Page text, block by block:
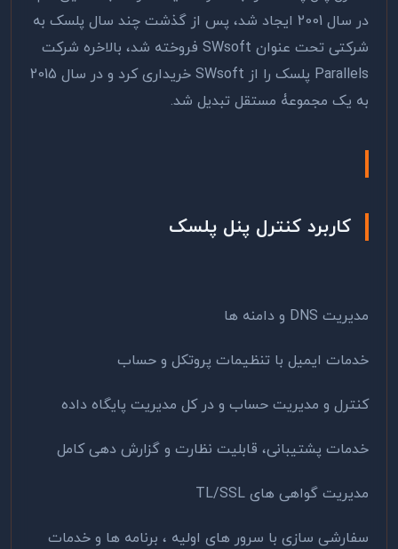
در سال 2001 ایجاد شد، پس از گذشت چند سال پلسک به
شرکتی تحت عنوان SWsoft فروخته شد، بالاخره شرکت
Parallels پلسک را از SWsoft خریداری کرد و در سال 2015
به یک مجموعۀ مستقل تبدیل شد.
کاربرد کنترل پنل پلسک
مدیریت DNS و دامنه ها
خدمات ایمیل با تنظیمات پروتکل و حساب
کنترل و مدیریت حساب و در کل مدیریت پایگاه داده
خدمات پشتیبانی، قابلیت نظارت و گزارش دهی کامل
مدیریت گواهی های TL/SSL
سفارشی سازی با سرور های اولیه ، برنامه ها و خدمات